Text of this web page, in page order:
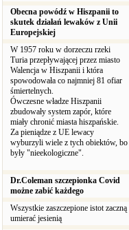
Obecna powódź w Hiszpanii to
skutek działań lewaków z Unii
Europejskiej
W 1957 roku w dorzeczu rzeki
Turia przepływającej przez miasto
Walencja w Hiszpanii i która
spowodowała co najmniej 81 ofiar
śmiertelnych.
Ówczesne władze Hiszpanii
zbudowały system zapór, które
miały chronić miasta hiszpańskie.
Za pieniądze z UE lewacy
wyburzyli wiele z tych obiektów, bo
były "nieekologiczne".
Dr.Coleman szczepionka Covid
możne zabić każdego
Wszystkie zaszczepione istot zaczną
umierać jesienią